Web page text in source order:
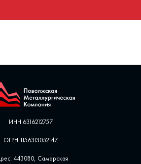
ИНН 6316212757
ОГРН 1156313052147
443080, Самарская